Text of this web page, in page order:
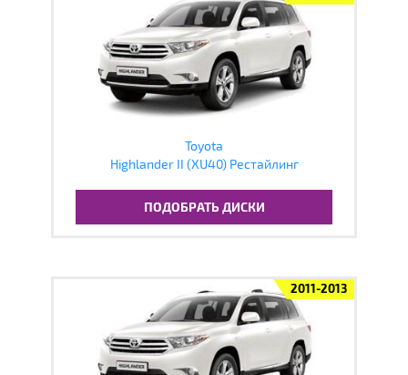
Toyota
Highlander II (XU40) Рестайлинг
ПОДОБРАТЬ ДИСКИ
2011-2013